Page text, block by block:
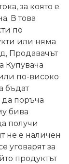
за която е
В това
по
или няма
Продавачът
Купувача
по-високо
бъдат
да поръча
бива
получи
не е наличен
уговарят за
продуктът